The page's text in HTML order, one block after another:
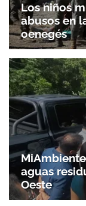
Los niños
abusos en
oenegés
aguas
Oeste